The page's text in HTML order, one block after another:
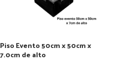
Piso Evento 50cm x 50cm x
7.0cm de alto